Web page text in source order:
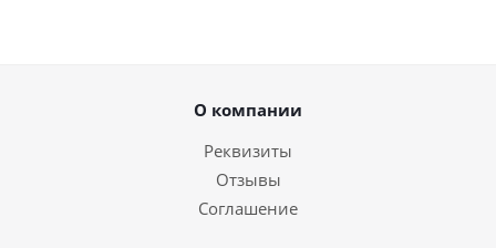
О компании
Реквизиты
Отзывы
Соглашение